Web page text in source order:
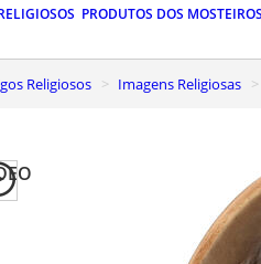
PRODUTOS DOS MOSTEIROS
Religiosos Imagens Religiosas